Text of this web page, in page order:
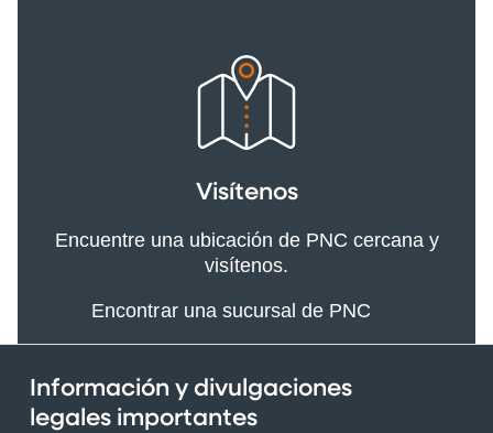
Visítenos
Encuentre una ubicación de PNC cercana y
visítenos.
Encontrar una sucursal de PNC
Información y divulgaciones
legales importantes